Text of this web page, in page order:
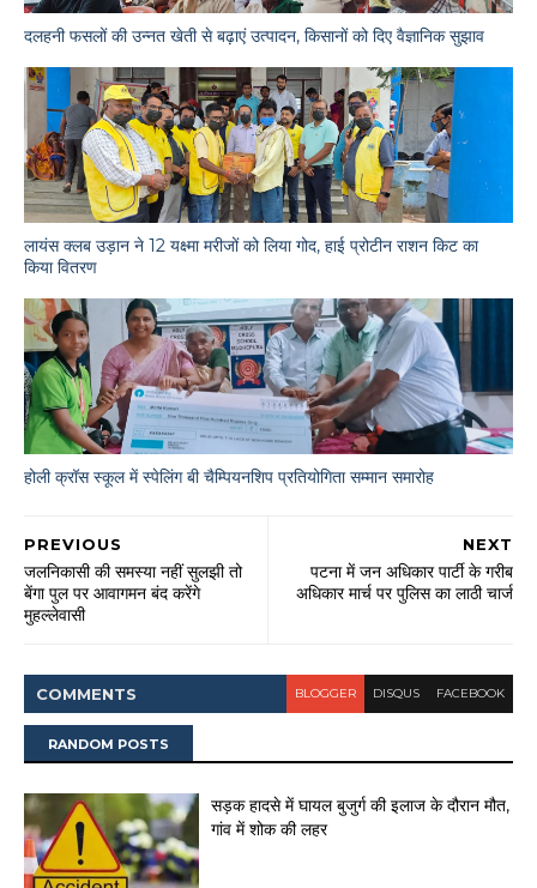
दलहनी फसलों की उन्नत खेती से बढ़ाएं उत्पादन, किसानों को दिए वैज्ञानिक सुझाव
लायंस क्लब उड़ान ने 12 यक्ष्मा मरीजों को लिया गोद, हाई प्रोटीन राशन किट का
किया वितरण
होली क्रॉस स्कूल में स्पेलिंग बी चैम्पियनशिप प्रतियोगिता सम्मान समारोह
NEXT
पटना में जन अधिकार पार्टी के गरीब
अधिकार मार्च पर पुलिस का लाठी चार्ज
PREVIOUS
जलनिकासी की समस्या नहीं सुलझी तो
बेंगा पुल पर आवागमन बंद करेंगे
मुहल्लेवासी
COMMENTS BLOGGER DISQUS FACEBOOK
RANDOM POSTS
सड़क हादसे में घायल बुजुर्ग की इलाज के दौरान मौत,
गांव में शोक की लहर